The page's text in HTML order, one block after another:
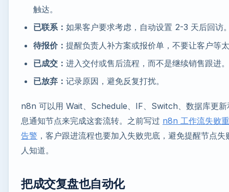
触达。
已联系： 如果客户要求考虑，自动设置 2-3 天后回访
待报价： 提醒负责人补方案或报价单，不要让客户等
已成交： 进入交付或售后流程，而不是继续销售跟进。
已放弃： 记录原因，避免反复打扰。
n8n 可以用 Wait、Schedule、IF、Switch、数据库更新
息通知节点来完成这套流转。之前写过 n8n 工作流失败
告警 ，客户跟进流程也要加入失败兜底，避免提醒节点失
人知道。
把成交复盘也自动化